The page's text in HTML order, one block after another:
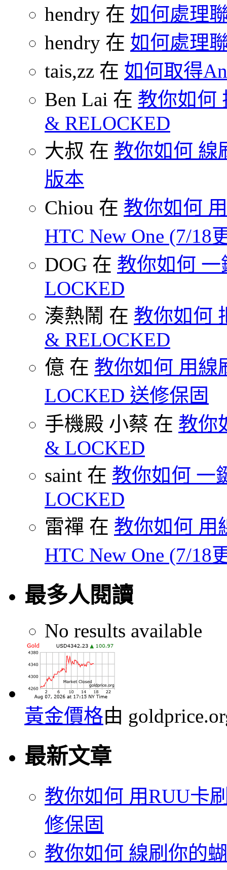
hendry 在 如何處理
hendry 在 如何處理
tais,zz 在 如何取得
Ben Lai 在 教你如何
& RELOCKED
大叔 在 教你如何 線
版本
Chiou 在 教你如何
HTC New One (7/18
DOG 在 教你如何 一
LOCKED
湊熱鬧 在 教你如何
& RELOCKED
億 在 教你如何 用線
LOCKED 送修保固
手機殿 小蔡 在 教你
& LOCKED
saint 在 教你如何 一
LOCKED
雷禪 在 教你如何 用
HTC New One (7/18
最多人閱讀
No results available
黃金價格由
最新文章
教你如何 用RUU卡
修保固
教你如何 線刷你的